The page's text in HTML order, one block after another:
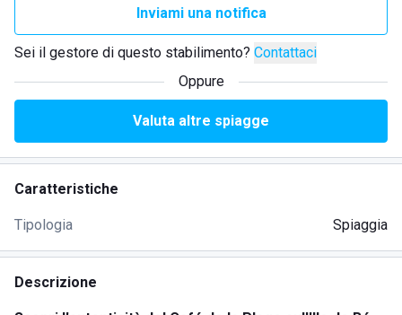
Inviami una notifica
Sei il gestore di questo stabilimento? Contattaci
Oppure
Valuta altre spiagge
Caratteristiche
Tipologia Spiaggia
Descrizione